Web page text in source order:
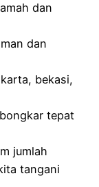
dan
dan
bekasi,
tepat
jumlah
tangani